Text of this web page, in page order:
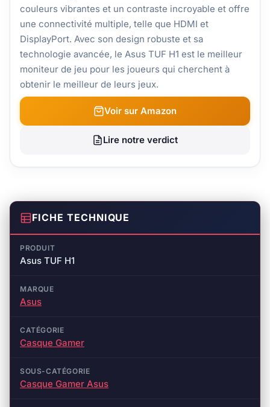
couleurs vibrantes et un contraste incroyable et offre
une connectivité multiple, telle que HDMI et
DisplayPort. Avec son design robuste et sa
technologie avancée, le Asus TUF H1 est le meilleur
moniteur de jeu pour les joueurs qui cherchent à
obtenir le meilleur de leurs jeux.
Voir sur Amazon
Lire notre verdict
FICHE TECHNIQUE
PRODUIT
Asus TUF H1
MARQUE
Asus
CATÉGORIE
Casque Gamer
SOUS-CATÉGORIE
Casque Gamer Asus